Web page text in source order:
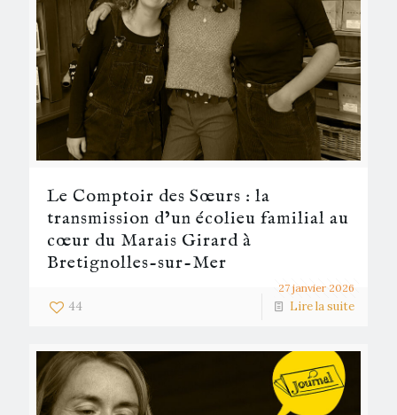
27 janvier 2026
Le Comptoir des Sœurs : la
transmission d’un écolieu familial au
cœur du Marais Girard à
Bretignolles-sur-Mer
44 Lire la suite